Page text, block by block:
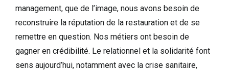
management, que de l’image, nous avons besoin de
reconstruire la réputation de la restauration et de se
remettre en question. Nos métiers ont besoin de
gagner en crédibilité. Le relationnel et la solidarité font
sens aujourd’hui, notamment avec la crise sanitaire,